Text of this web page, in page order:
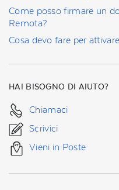
Come posso firmare un
Remota?
Cosa devo fare per
HAI BISOGNO DI AIUTO?
Chiamaci
Scrivici
Vieni in Poste